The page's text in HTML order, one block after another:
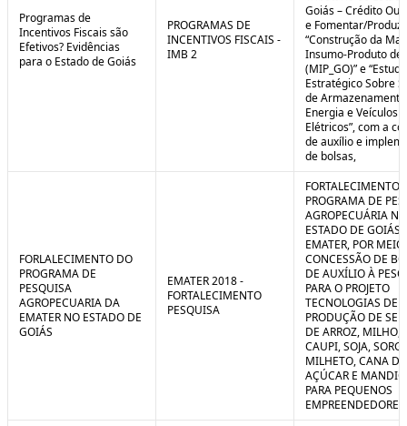
Programas de
Incentivos Fiscais são
Efetivos? Evidências
para o Estado de Goiás
PROGRAMAS DE
INCENTIVOS FISCAIS -
IMB 2
Goiás – Crédito
e Fomentar/
“Construção da
Insumo-Produto de
(MIP_GO)” e “Estudo
Estratégico Sobre
de
Energia e Veículos
Elétricos”, com a
de auxílio e
de bolsas,
FORLALECIMENTO DO
PROGRAMA DE
PESQUISA
AGROPECUARIA DA
EMATER NO ESTADO DE
GOIÁS
EMATER 2018 -
FORTALECIMENTO
PESQUISA
FORTALECIMENTO
PROGRAMA DE
AGROPECUÁRIA NO
ESTADO DE GOIÁS
EMATER, POR
CONCESSÃO DE
DE AUXÍLIO À
PARA O PROJETO
TECNOLOGIAS DE
PRODUÇÃO DE
DE ARROZ, MILHO,
CAUPI, SOJA,
MILHETO, CANA DE
AÇÚCAR E
PARA PEQUENOS